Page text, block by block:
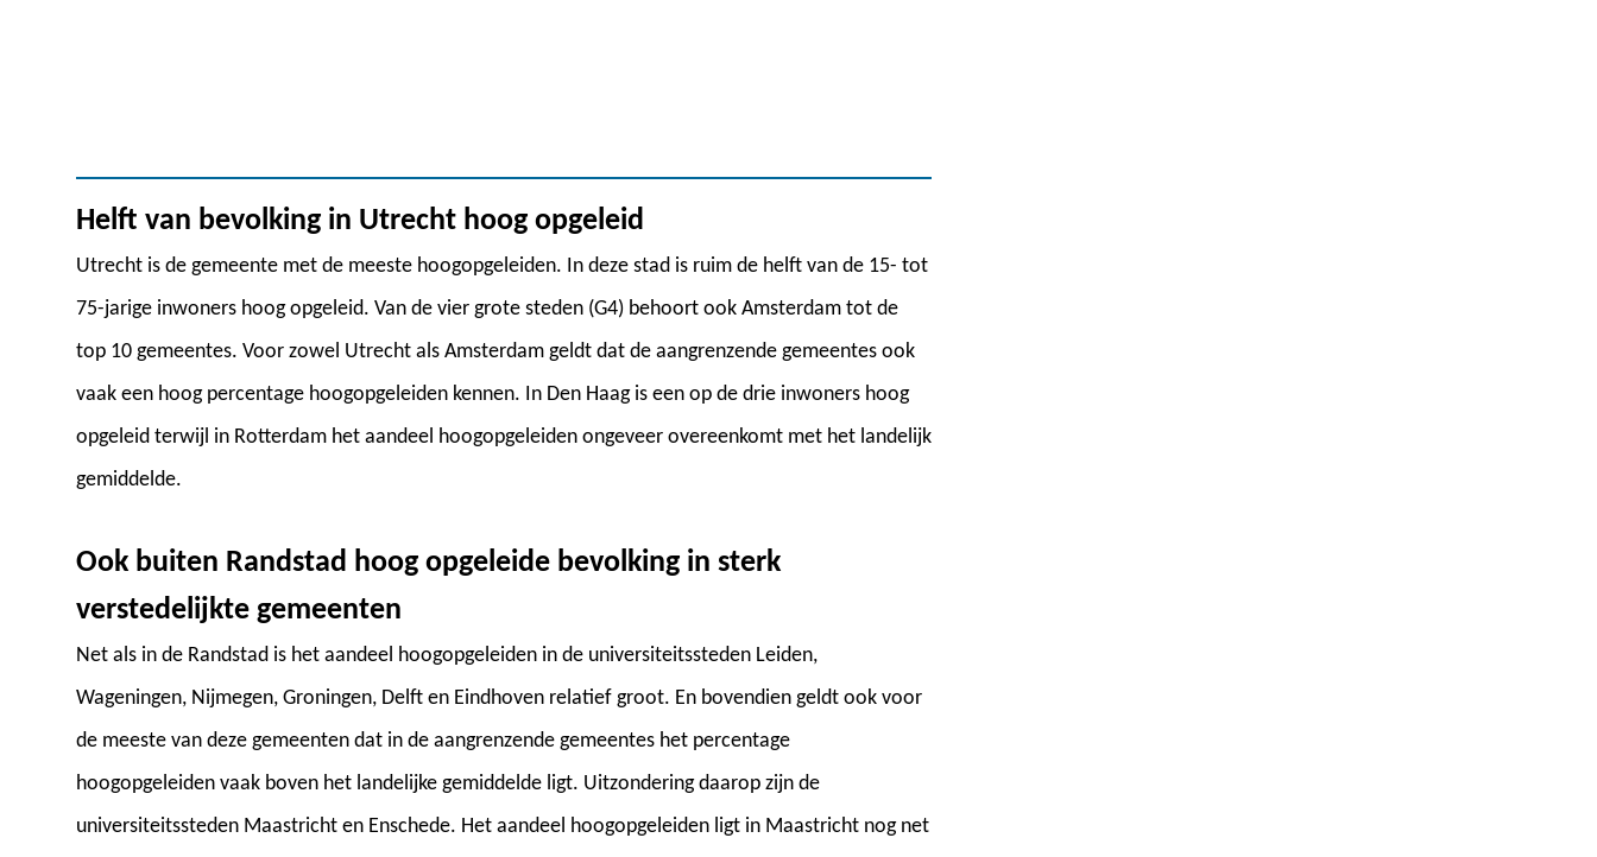
Helft van bevolking in Utrecht hoog opgeleid
Utrecht is de gemeente met de meeste hoogopgeleiden. In deze stad is ruim de helft van de 15- tot
75-jarige inwoners hoog opgeleid. Van de vier grote steden (G4) behoort ook Amsterdam tot de
top 10 gemeentes. Voor zowel Utrecht als Amsterdam geldt dat de aangrenzende gemeentes ook
vaak een hoog percentage hoogopgeleiden kennen. In Den Haag is een op de drie inwoners hoog
opgeleid terwijl in Rotterdam het aandeel hoogopgeleiden ongeveer overeenkomt met het landelijk
gemiddelde.
Ook buiten Randstad hoog opgeleide bevolking in sterk
verstedelijkte gemeenten
Net als in de Randstad is het aandeel hoogopgeleiden in de universiteitssteden Leiden,
Wageningen, Nijmegen, Groningen, Delft en Eindhoven relatief groot. En bovendien geldt ook voor
de meeste van deze gemeenten dat in de aangrenzende gemeentes het percentage
hoogopgeleiden vaak boven het landelijke gemiddelde ligt. Uitzondering daarop zijn de
universiteitssteden Maastricht en Enschede. Het aandeel hoogopgeleiden ligt in Maastricht nog net